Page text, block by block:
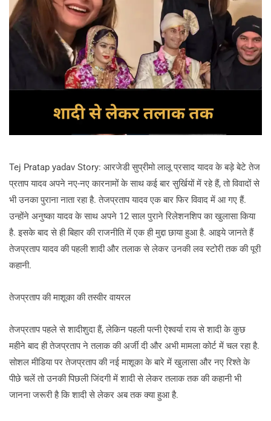
Tej Pratap yadav Story: आरजेडी सुप्रीमो लालू प्रसाद यादव के बड़े बेटे तेज
प्रताप यादव अपने नए-नए कारनामों के साथ कई बार सुर्खियों में रहे हैं, तो विवादों से
भी उनका पुराना नाता रहा है. तेजप्रताप यादव एक बार फिर विवाद में आ गए हैं.
उन्होंने अनुष्का यादव के साथ अपने 12 साल पुराने रिलेशनशिप का खुलासा किया
है. इसके बाद से ही बिहार की राजनीति में एक ही मुद्दा छाया हुआ है. आइये जानते हैं
तेजप्रताप यादव की पहली शादी और तलाक से लेकर उनकी लव स्टोरी तक की पूरी
कहानी.
तेजप्रताप की माशूका की तस्वीर वायरल
तेजप्रताप पहले से शादीशुदा हैं, लेकिन पहली पत्नी ऐश्वर्या राय से शादी के कुछ
महीने बाद ही तेजप्रताप ने तलाक की अर्जी दी और अभी मामला कोर्ट में चल रहा है.
सोशल मीडिया पर तेजप्रताप की नई माशूका के बारे में खुलासा और नए रिश्ते के
पीछे चलें तो उनकी पिछली जिंदगी में शादी से लेकर तलाक तक की कहानी भी
जानना जरूरी है कि शादी से लेकर अब तक क्या हुआ है.